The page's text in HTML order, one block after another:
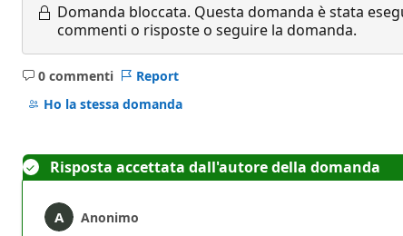
Domanda bloccata. Questa domanda è stata
commenti o risposte o seguire la domanda.
0 commenti
Nessun
commento
Report
Ho la stessa domanda
Risposta accettata dall'autore della domanda
Anonimo